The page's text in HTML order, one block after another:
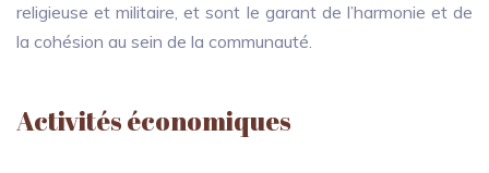
religieuse et militaire, et sont le garant de l’harmonie et de
la cohésion au sein de la communauté.
Activités économiques